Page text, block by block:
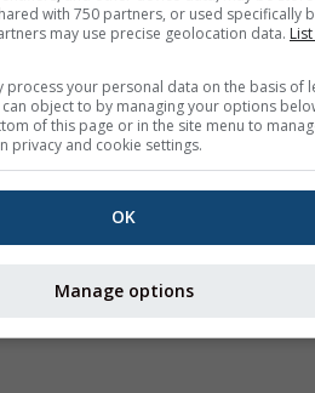
with 750 partners, or used specifically
may use precise geolocation data.
process your personal data on the basis of
object to by managing your options
of this page or in the site menu to
privacy and cookie settings.
OK
Manage options